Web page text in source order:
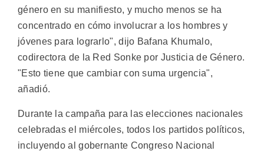
género en su manifiesto, y mucho menos se ha
concentrado en cómo involucrar a los hombres y
jóvenes para lograrlo", dijo Bafana Khumalo,
codirectora de la Red Sonke por Justicia de Género.
"Esto tiene que cambiar con suma urgencia",
añadió.
Durante la campaña para las elecciones nacionales
celebradas el miércoles, todos los partidos políticos,
incluyendo al gobernante Congreso Nacional